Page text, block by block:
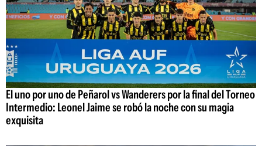
El uno por uno de Peñarol vs Wanderers por la final del Torneo
Intermedio: Leonel Jaime se robó la noche con su magia
exquisita